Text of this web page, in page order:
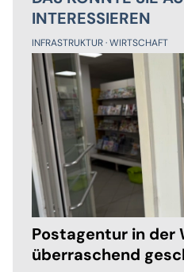
INTERESSIEREN
INFRASTRUKTUR WIRTSCHAFT
Postagentur in der
überraschend